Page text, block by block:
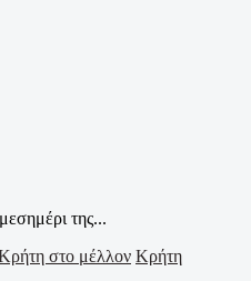
της...
Κρήτη